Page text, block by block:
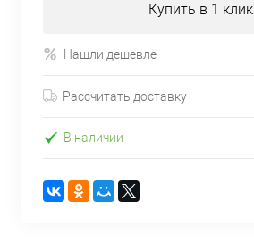
Купить в 1 клик
Нашли дешевле
Рассчитать доставку
В наличии